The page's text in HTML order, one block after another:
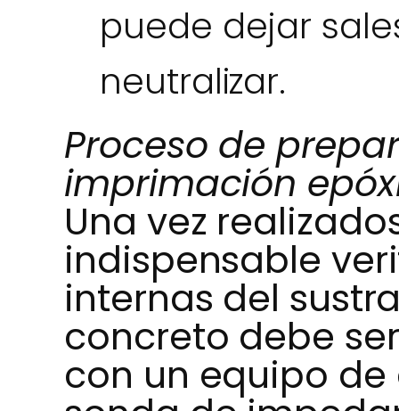
puede dejar
neutralizar.
Proceso de
imprimación
Una vez
indispensable
internas del
concreto debe
con un equipo